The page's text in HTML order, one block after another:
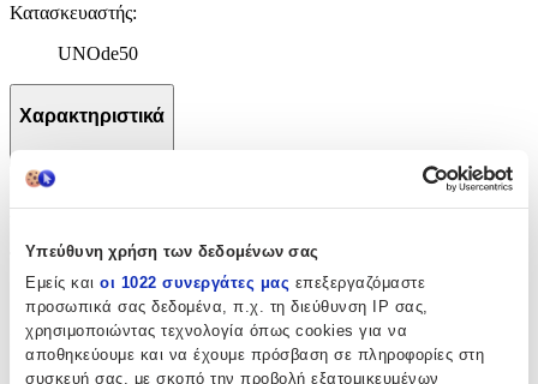
Υπεύθυνη χρήση των δεδομένων σας
Εμείς και οι 1022 συνεργάτες μας επεξεργαζόμαστε
προσωπικά σας δεδομένα, π.χ. τη διεύθυνση IP σας,
χρησιμοποιώντας τεχνολογία όπως cookies για να
αποθηκεύουμε και να έχουμε πρόσβαση σε πληροφορίες στη
συσκευή σας, με σκοπό την προβολή εξατομικευμένων
Κατασκευαστής:
UNOde50
Χαρακτηριστικά
+
Χαρακτηριστικά
Τύπος:
Μπρελόκ
Κατασκευαστής: